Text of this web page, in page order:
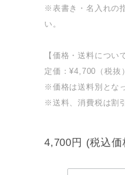
※表書き・名入れの
い。
【価格・送料につい
定価：¥4,700（税抜
※価格は送料別とな
※送料、消費税は割
4,700円 (税込価